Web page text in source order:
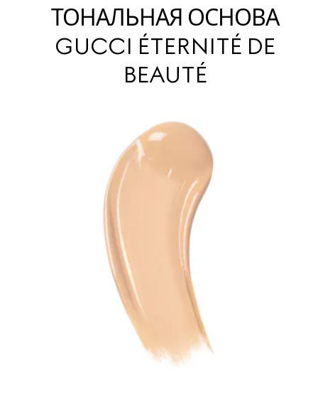
ТОНАЛЬНАЯ ОСНОВА
GUCCI ÉTERNITÉ DE
BEAUTÉ